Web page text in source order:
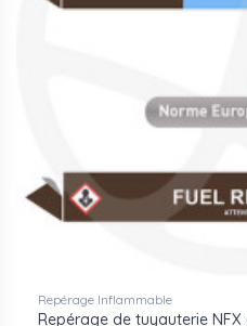
Repérage Inflammable
Repérage de tuyauterie NFX